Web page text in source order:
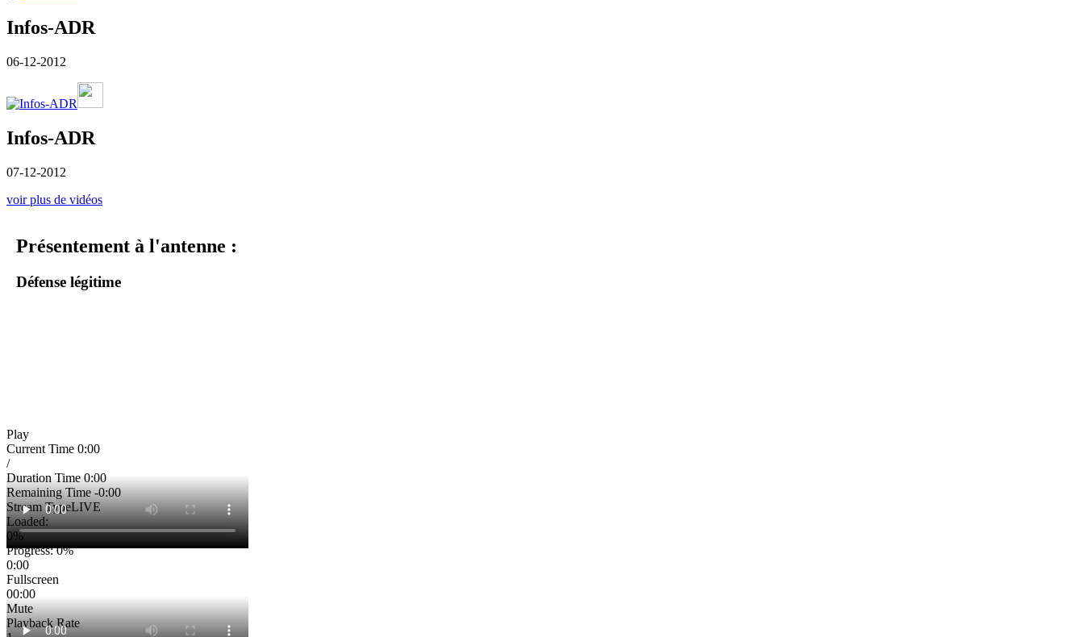
Infos-ADR
06-12-2012
Infos-ADR
07-12-2012
voir plus de vidéos
Présentement à l'antenne :
Défense légitime
Play
Current Time 0:00
/
Duration Time 0:00
Remaining Time-0:00
Stream TypeLIVE
Loaded:
0%
Progress: 0%
0:00
Fullscreen
00:00
Mute
Playback Rate